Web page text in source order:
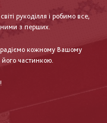
рукоділля і робимо все,
з перших.
кожному Вашому
його частинкою.